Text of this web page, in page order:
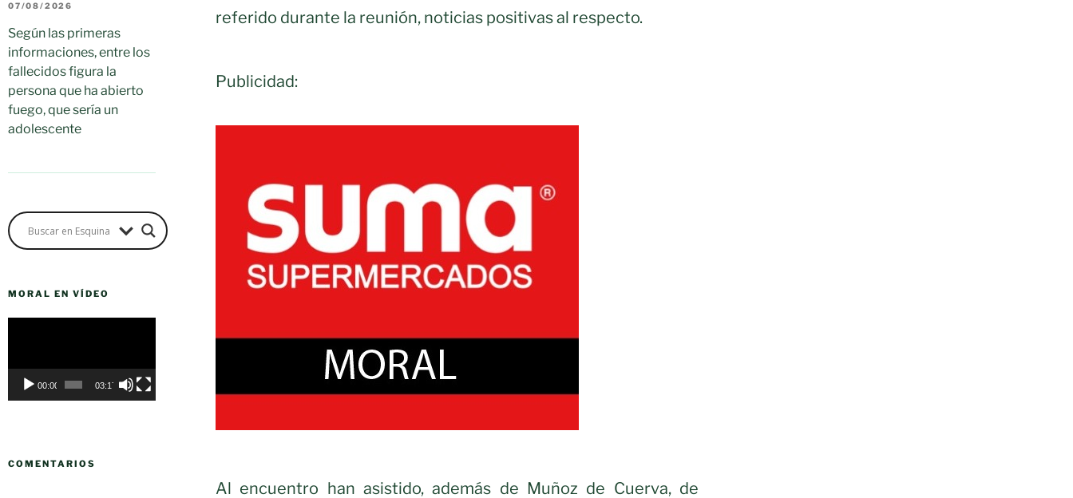
07/08/2026
Según las primeras
informaciones, entre los
fallecidos figura la
persona que ha abierto
fuego, que sería un
adolescente
MORAL EN VÍDEO
00:00 03:17
COMENTARIOS
referido durante la reunión, noticias positivas al respecto.
Publicidad:
Al encuentro han asistido, además de Muñoz de Cuerva, de